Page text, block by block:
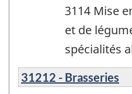
3114 Mise
et de
spécialités
31212 - Brasseries